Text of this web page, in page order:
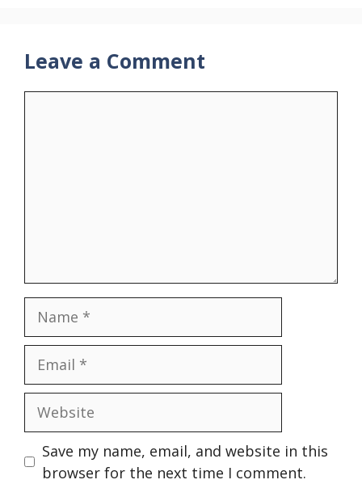
Leave a Comment
Name
Email
Website
Save my name, email, and website in this
browser for the next time I comment.